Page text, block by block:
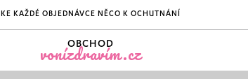
KE KAŽDÉ OBJEDNÁVCE NĚCO K OCHUTNÁNÍ
OBCHOD
vonízdravím.cz